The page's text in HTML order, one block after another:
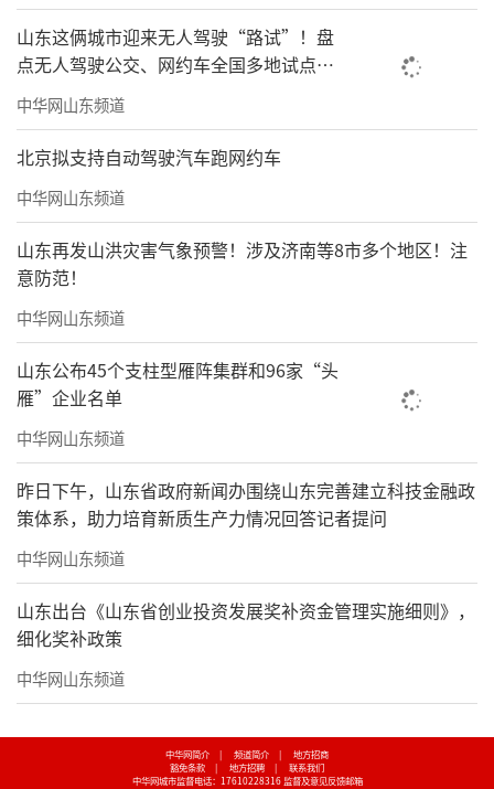
山东这俩城市迎来无人驾驶“路试”！盘
点无人驾驶公交、网约车全国多地试点之
路
中华网山东频道
北京拟支持自动驾驶汽车跑网约车
中华网山东频道
山东再发山洪灾害气象预警！涉及济南等8市多个地区！注
意防范！
中华网山东频道
山东公布45个支柱型雁阵集群和96家“头
雁”企业名单
中华网山东频道
昨日下午，山东省政府新闻办围绕山东完善建立科技金融政
策体系，助力培育新质生产力情况回答记者提问
中华网山东频道
山东出台《山东省创业投资发展奖补资金管理实施细则》，
细化奖补政策
中华网山东频道
中华网简介 | 频道简介 |
地方招商
豁免条款
| 地方招聘 |
联系我们
中华网城市监督电话：17610228316 监督及意见反馈邮箱